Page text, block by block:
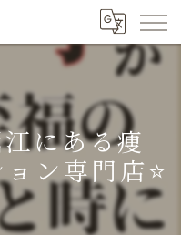
にある痩
ン専門店⭐️